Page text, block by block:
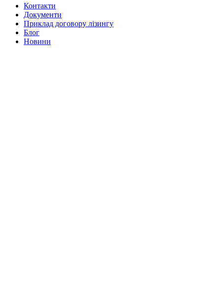
Контакти
Документи
Приклад договору лізингу
Блог
Новини